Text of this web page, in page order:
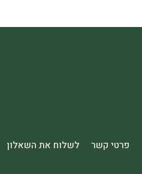
פרטי קשר לשלוח את השאלון